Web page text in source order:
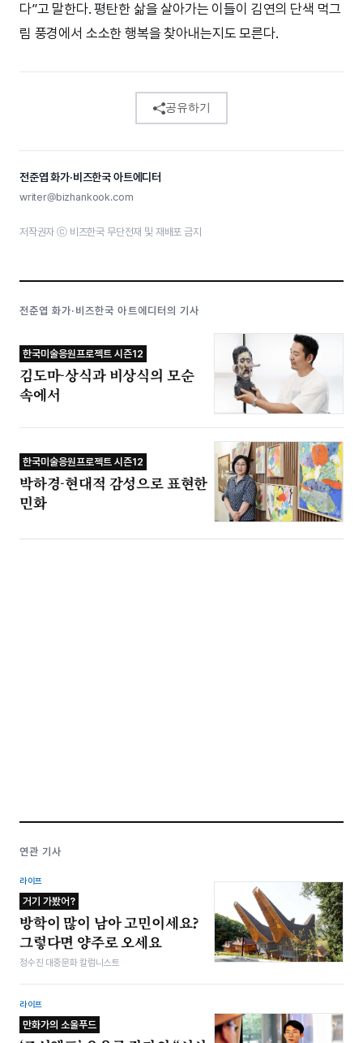
다”고 말한다. 평탄한 삶을 살아가는 이들이 김연의 단색 먹그
림 풍경에서 소소한 행복을 찾아내는지도 모른다.
공유하기
전준엽 화가·비즈한국 아트에디터
writer@bizhankook.com
저작권자 ⓒ 비즈한국 무단전재 및 재배포 금지
전준엽 화가·비즈한국 아트에디터의 기사
한국미술응원프로젝트 시즌12
김도마-상식과 비상식의 모순
속에서
한국미술응원프로젝트 시즌12
박하경-현대적 감성으로 표현한
민화
연관 기사
라이프
거기 가봤어?
방학이 많이 남아 고민이세요?
그렇다면 양주로 오세요
정수진 대중문화 칼럼니스트
라이프
만화가의 소울푸드